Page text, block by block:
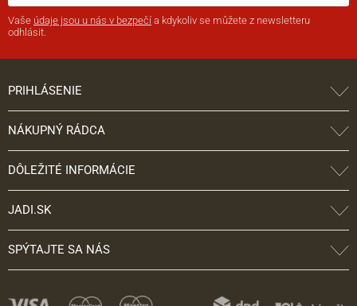
Vaše údaje jsou u nás v bezpečí a kdykoliv se můžete z newsletteru
odhlásit.
PRIHLÁSENIE
NÁKUPNÝ RÁDCA
DÔLEŽITÉ INFORMÁCIE
JADI.SK
SPÝTAJTE SA NÁS